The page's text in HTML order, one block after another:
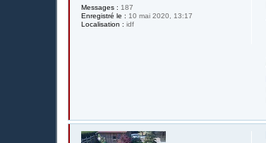
Messages : 187
Enregistré le : 10 mai 2020, 13:17
Localisation : idf